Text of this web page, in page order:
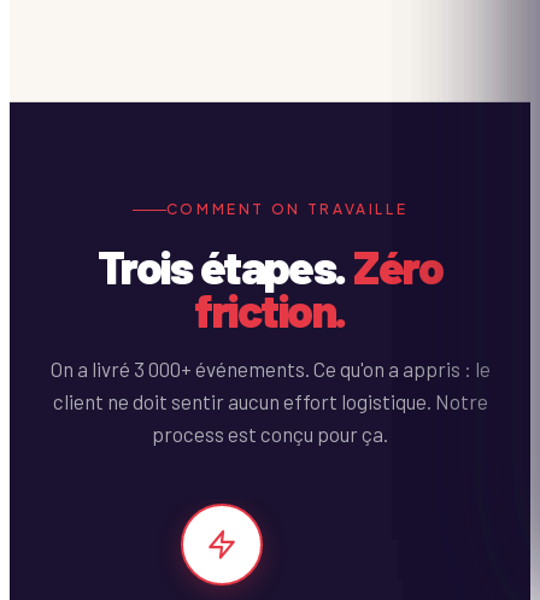
COMMENT ON TRAVAILLE
Trois étapes.Zéro
friction.
On a livré 3 000+ événements. Ce qu'on a appris : le
client ne doit sentir aucun effort logistique. Notre
process est conçu pour ça.